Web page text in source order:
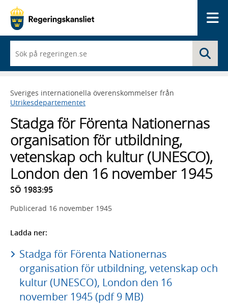
du
börjar
skriva
framträder
en
med
sökförslag
Sveriges internationella överenskommelser från
Utrikesdepartementet
Stadga för Förenta Nationernas
organisation för utbildning,
vetenskap och kultur (UNESCO),
London den 16 november 1945
SÖ 1983:95
Publicerad 16 november 1945
Ladda ner:
Stadga för Förenta Nationernas
organisation för utbildning, vetenskap och
kultur (UNESCO), London den 16
november 1945 (pdf 9 MB)